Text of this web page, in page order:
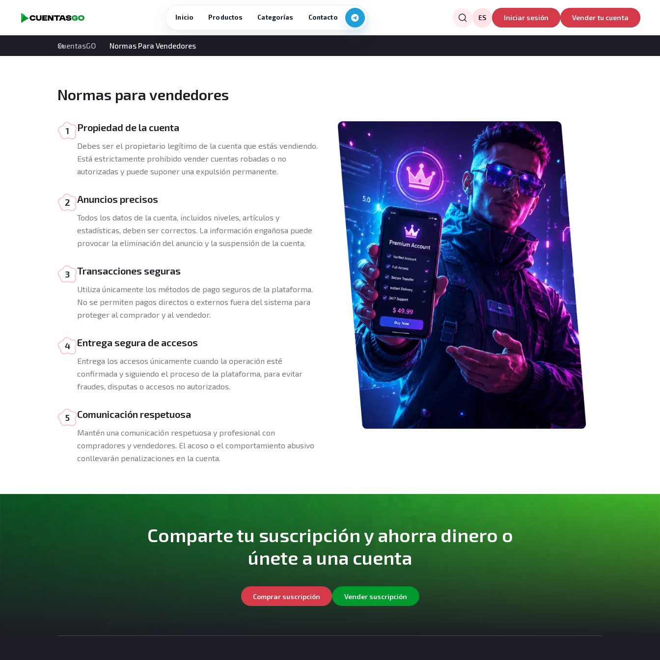
Inicio Productos Categorías Contacto ES Iniciar sesión Vender tu cuenta
CuentasGO Normas Para Vendedores
Normas para vendedores
1 Propiedad de la cuenta
Debes ser el propietario legítimo de la cuenta que estás vendiendo.
Está estrictamente prohibido vender cuentas robadas o no
autorizadas y puede suponer una expulsión permanente.
2 Anuncios precisos
Todos los datos de la cuenta, incluidos niveles, artículos y
estadísticas, deben ser correctos. La información engañosa puede
provocar la eliminación del anuncio y la suspensión de la cuenta.
3 Transacciones seguras
Utiliza únicamente los métodos de pago seguros de la plataforma.
No se permiten pagos directos o externos fuera del sistema para
proteger al comprador y al vendedor.
4 Entrega segura de accesos
Entrega los accesos únicamente cuando la operación esté
confirmada y siguiendo el proceso de la plataforma, para evitar
fraudes, disputas o accesos no autorizados.
5 Comunicación respetuosa
Mantén una comunicación respetuosa y profesional con
compradores y vendedores. El acoso o el comportamiento abusivo
conllevarán penalizaciones en la cuenta.
Comparte tu suscripción y ahorra dinero o
únete a una cuenta
Comprar suscripción Vender suscripción